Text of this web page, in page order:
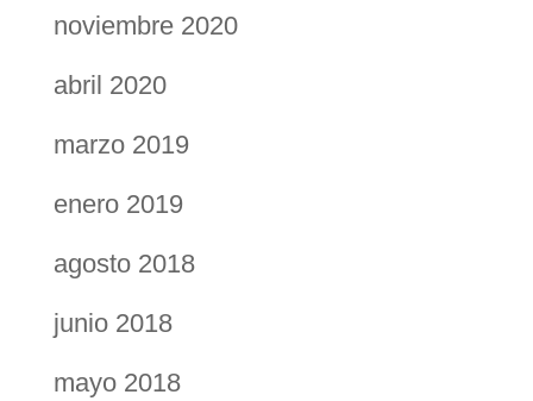
noviembre 2020
abril 2020
marzo 2019
enero 2019
agosto 2018
junio 2018
mayo 2018